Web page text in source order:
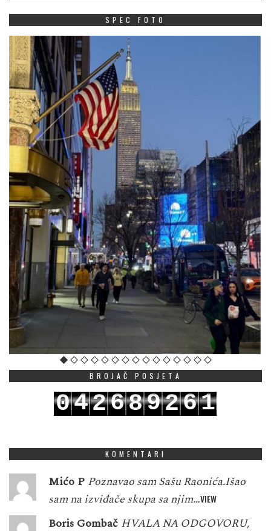
SPEC FOTO
BROJAČ POSJETA
042689261
KOMENTARI
Mićo P Poznavao sam Sašu Raonića.Išao
sam na izviđače skupa sa njim…VIEW
Boris Gombač HVALA NA ODGOVORU,